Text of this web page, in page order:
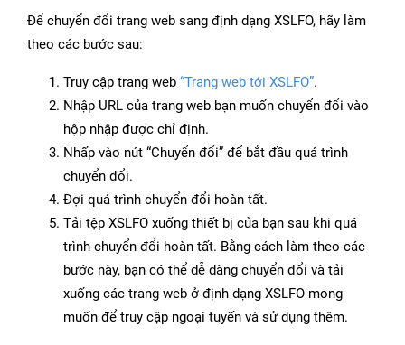
Để chuyển đổi trang web sang định dạng XSLFO, hãy làm
theo các bước sau:
Truy cập trang web “Trang web tới XSLFO”.
Nhập URL của trang web bạn muốn chuyển đổi vào
hộp nhập được chỉ định.
Nhấp vào nút “Chuyển đổi” để bắt đầu quá trình
chuyển đổi.
Đợi quá trình chuyển đổi hoàn tất.
Tải tệp XSLFO xuống thiết bị của bạn sau khi quá
trình chuyển đổi hoàn tất. Bằng cách làm theo các
bước này, bạn có thể dễ dàng chuyển đổi và tải
xuống các trang web ở định dạng XSLFO mong
muốn để truy cập ngoại tuyến và sử dụng thêm.